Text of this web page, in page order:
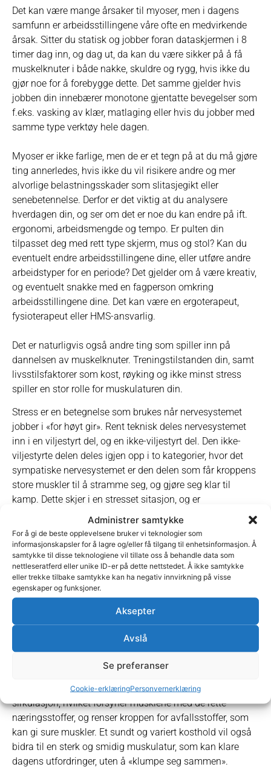
Administrer samtykke
For å gi de beste opplevelsene bruker vi teknologier som
informasjonskapsler for å lagre og/eller få tilgang til enhetsinformasjon. Å
samtykke til disse teknologiene vil tillate oss å behandle data som
nettleseratferd eller unike ID-er på dette nettstedet. Å ikke samtykke
eller trekke tilbake samtykke kan ha negativ innvirkning på visse
egenskaper og funksjoner.
Aksepter
Avslå
Se preferanser
Cookie-erklæringPersonvernerklæring
Det kan være mange årsaker til myoser, men i dagens
samfunn er arbeidsstillingene våre ofte en medvirkende
årsak. Sitter du statisk og jobber foran dataskjermen i 8
timer dag inn, og dag ut, da kan du være sikker på å få
muskelknuter i både nakke, skuldre og rygg, hvis ikke du
gjør noe for å forebygge dette. Det samme gjelder hvis
jobben din innebærer monotone gjentatte bevegelser som
f.eks. vasking av klær, matlaging eller hvis du jobber med
samme type verktøy hele dagen.
Myoser er ikke farlige, men de er et tegn på at du må gjøre
ting annerledes, hvis ikke du vil risikere andre og mer
alvorlige belastningsskader som slitasjegikt eller
senebetennelse. Derfor er det viktig at du analysere
hverdagen din, og ser om det er noe du kan endre på ift.
ergonomi, arbeidsmengde og tempo. Er pulten din
tilpasset deg med rett type skjerm, mus og stol? Kan du
eventuelt endre arbeidsstillingene dine, eller utføre andre
arbeidstyper for en periode? Det gjelder om å være kreativ,
og eventuelt snakke med en fagperson omkring
arbeidsstillingene dine. Det kan være en ergoterapeut,
fysioterapeut eller HMS-ansvarlig.
Det er naturligvis også andre ting som spiller inn på
dannelsen av muskelknuter. Treningstilstanden din, samt
livsstilsfaktorer som kost, røyking og ikke minst stress
spiller en stor rolle for muskulaturen din.
Stress er en betegnelse som brukes når nervesystemet
jobber i «for høyt gir». Rent teknisk deles nervesystemet
inn i en viljestyrt del, og en ikke-viljestyrt del. Den ikke-
viljestyrte delen deles igjen opp i to kategorier, hvor det
sympatiske nervesystemet er den delen som får kroppens
store muskler til å stramme seg, og gjøre seg klar til
kamp. Dette skjer i en stresset sitasjon, og er
hensiktsmessig hvis man skal springe en 100-meter finale
til OL, eller flykte fra en løve på savannen. Problemet med
stress er når det sympatiske nervesystemet er skrudd på
hele veien, og ikke gir kroppen fred til å restituere. Denne
tilstanden kan resultere i både hodepine,
humørsvingninger, dårlig fordøyelse og muskelknuter.
Stressmestring er ikke noen enkel sak, men det er svært
viktig for helsen, også hvis du sliter med muskelknuter.
Trening er naturligvis også et viktig tema når det gjelder
muskelknuter, og muskler generelt.
En veltrenet kropp vil bidra til en bra holdning og optimal
sirkulasjon, hvilket forsyner musklene med de rette
næringsstoffer, og renser kroppen for avfallsstoffer, som
kan gi sure muskler. Et sundt og variert kosthold vil også
bidra til en sterk og smidig muskulatur, som kan klare
dagens utfordringer, uten å «klumpe seg sammen».